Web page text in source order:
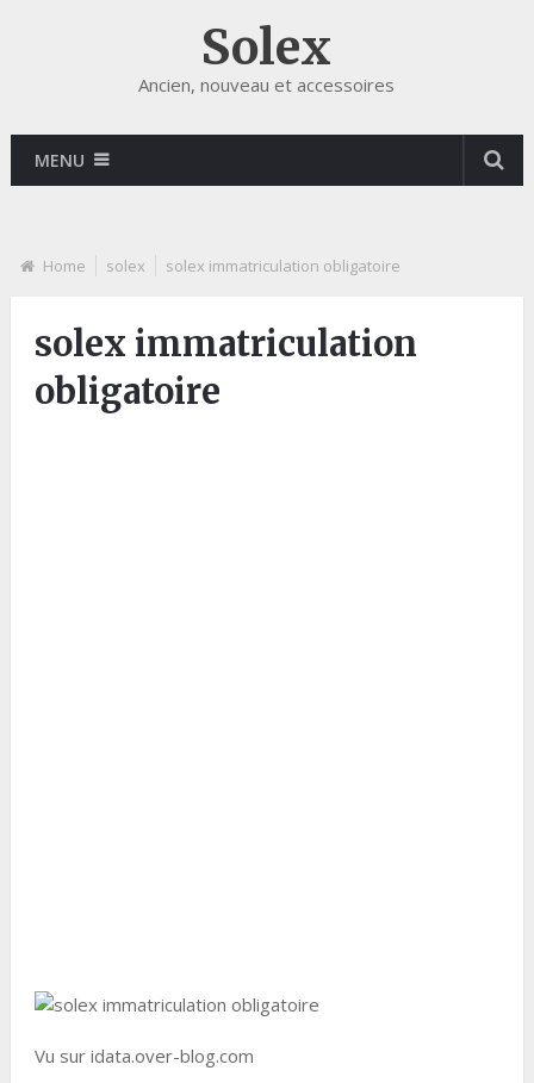
Solex
Ancien, nouveau et accessoires
MENU
Home solex solex immatriculation obligatoire
solex immatriculation
obligatoire
Vu sur idata.over-blog.com